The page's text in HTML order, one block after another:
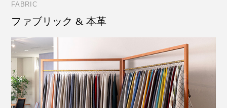
FABRIC
ファブリック & 本革